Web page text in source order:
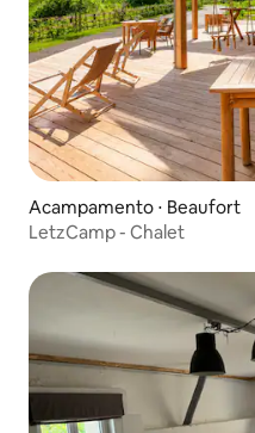
Acampamento ⋅ Beaufort
LetzCamp - Chalet